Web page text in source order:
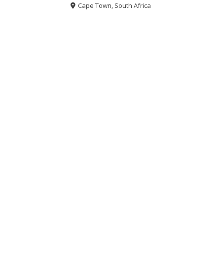
Cape Town, South Africa